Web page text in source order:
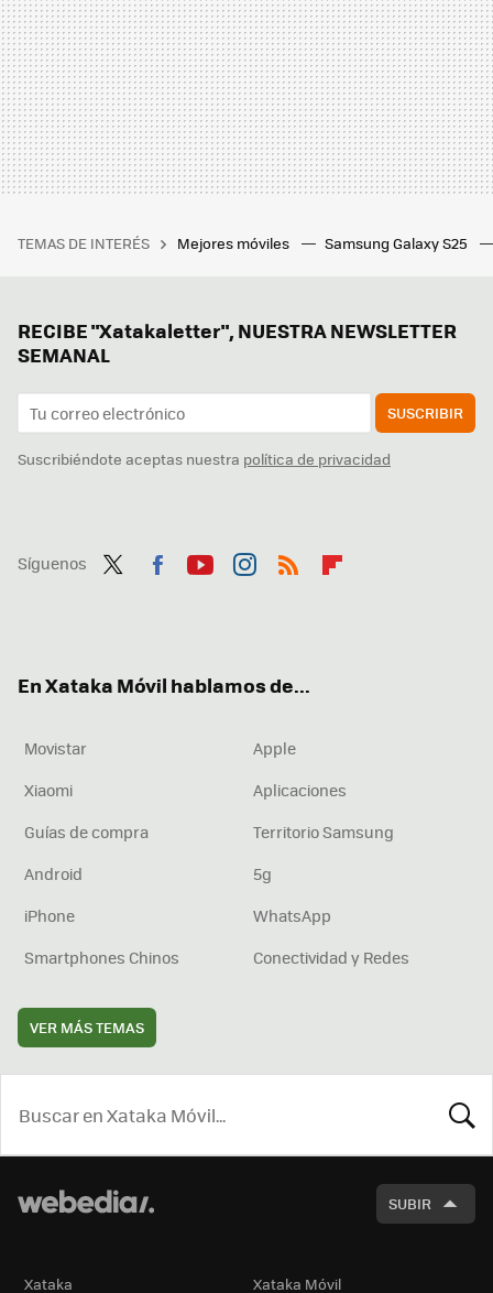
TEMAS DE INTERÉS Mejores móviles Samsung Galaxy S25
RECIBE "Xatakaletter", NUESTRA NEWSLETTER
SEMANAL
SUSCRIBIR
Suscribiéndote aceptas nuestra política de privacidad
Síguenos
En Xataka Móvil hablamos de...
Movistar
Apple
Xiaomi
Aplicaciones
Guías de compra
Territorio Samsung
Android
5g
iPhone
WhatsApp
Smartphones Chinos
Conectividad y Redes
VER MÁS TEMAS
SUBIR
Xataka Xataka Móvil